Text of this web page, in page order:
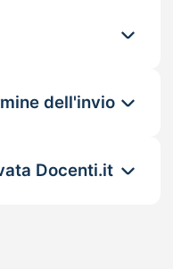
dell'invio
Docenti.it